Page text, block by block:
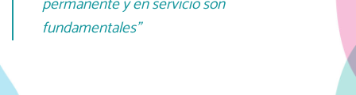
fundamentales”